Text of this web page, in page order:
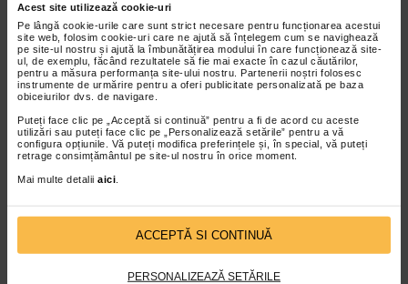
Acest site utilizează cookie-uri
Pe lângă cookie-urile care sunt strict necesare pentru funcționarea acestui
site web, folosim cookie-uri care ne ajută să înțelegem cum se navighează
pe site-ul nostru și ajută la îmbunătățirea modului în care funcționează site-
ul, de exemplu, făcând rezultatele să fie mai exacte în cazul căutărilor,
pentru a măsura performanța site-ului nostru. Partenerii noștri folosesc
instrumente de urmărire pentru a oferi publicitate personalizată pe baza
obiceiurilor dvs. de navigare.
Puteți face clic pe „Acceptă si continuă” pentru a fi de acord cu aceste
utilizări sau puteți face clic pe „Personalizează setările” pentru a vă
configura opțiunile. Vă puteți modifica preferințele și, în special, vă puteți
retrage consimțământul pe site-ul nostru în orice moment.
Mai multe detalii aici
ACCEPTĂ SI CONTINUĂ
PERSONALIZEAZĂ SETĂRILE
In timpul somnului, bebelusul tau
se poate misca de pana la de doua
ori mai mult decat tine, iar…
tau confortul maxim si protectia
optima, oferite de Pampers…
Baieti 12-17 kg, 34 bucati
Mini, 4-8kg X 46 bucati